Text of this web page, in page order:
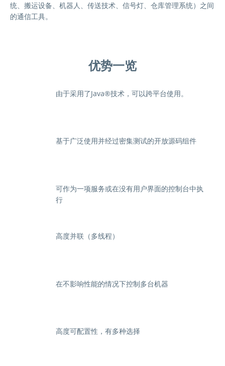
统、搬运设备、机器人、传送技术、信号灯、仓库管理系统）之间
的通信工具。
优势一览
由于采用了Java®技术，可以跨平台使用。
基于广泛使用并经过密集测试的开放源码组件
可作为一项服务或在没有用户界面的控制台中执
行
高度并联（多线程）
在不影响性能的情况下控制多台机器
高度可配置性，有多种选择